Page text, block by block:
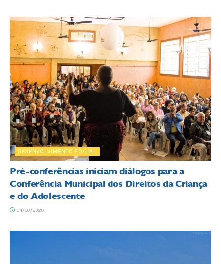
DESENVOLVIMENTO SOCIAL
Pré-conferências iniciam diálogos para a
Conferência Municipal dos Direitos da Criança
e do Adolescente
04/08/2026